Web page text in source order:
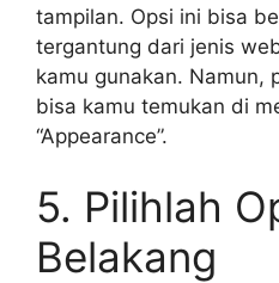
tampilan. Opsi ini bisa
tergantung dari jenis
kamu gunakan. Namun,
bisa kamu temukan di
“Appearance”.
5. Pilihlah
Belakang